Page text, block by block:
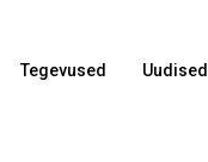
Tegevused Uudised